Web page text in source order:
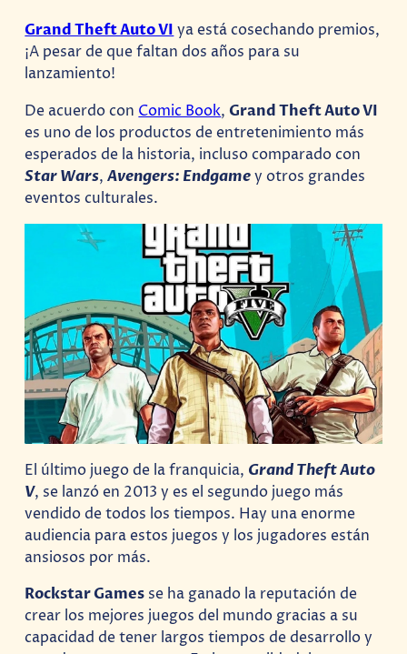
Grand Theft Auto VIya está cosechando premios,
¡A pesar de que faltan dos años para su
lanzamiento!
De acuerdo con Comic Book,Grand Theft Auto VI
es uno de los productos de entretenimiento más
esperados de la historia, incluso comparado con
Star Wars,Avengers: Endgamey otros grandes
eventos culturales.
El último juego de la franquicia, Grand Theft Auto
V, se lanzó en 2013 y es el segundo juego más
vendido de todos los tiempos. Hay una enorme
audiencia para estos juegos y los jugadores están
ansiosos por más.
Rockstar Games se ha ganado la reputación de
crear los mejores juegos del mundo gracias a su
capacidad de tener largos tiempos de desarrollo y